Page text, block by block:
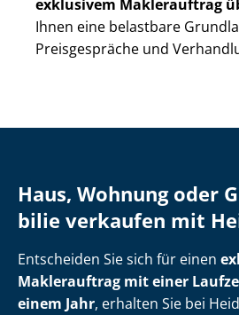
exklusivem Maklerauftrag
Ihnen eine belastbare
Preisgespräche und
Haus, Wohnung oder
bi­lie verkaufen mit
Entscheiden Sie sich für einen
Maklerauftrag mit einer
einem Jahr, erhalten Sie bei